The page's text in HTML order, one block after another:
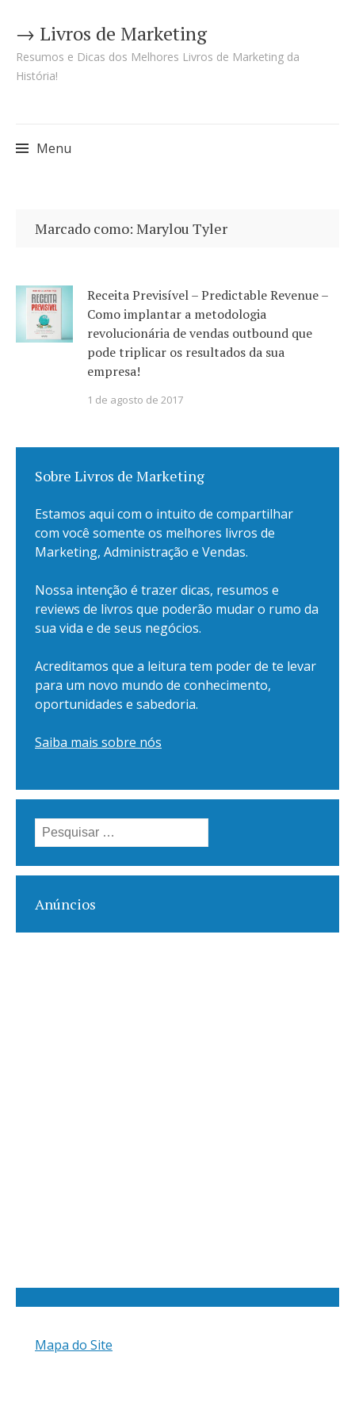
→ Livros de Marketing
Resumos e Dicas dos Melhores Livros de Marketing da
História!
Menu
para
conteúdo
Marcado como: Marylou Tyler
Receita Previsível – Predictable Revenue –
Como implantar a metodologia
revolucionária de vendas outbound que
pode triplicar os resultados da sua
empresa!
1 de agosto de 2017
Sobre Livros de Marketing
Estamos aqui com o intuito de compartilhar
com você somente os melhores livros de
Marketing, Administração e Vendas.
Nossa intenção é trazer dicas, resumos e
reviews de livros que poderão mudar o rumo da
sua vida e de seus negócios.
Acreditamos que a leitura tem poder de te levar
para um novo mundo de conhecimento,
oportunidades e sabedoria.
Saiba mais sobre nós
Pesquisar
por:
Anúncios
Mapa do Site